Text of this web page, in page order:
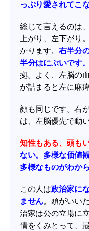
っぷり愛されてこ
総じて言えるのは
上がり、左下がり
かります。 右半分
半分はにぶいです。
拠。よく、左脳の
が詰まると左に麻
顔も同じです。右
は、左脳優先で動
知性もある、頭も
ない。多様な価値
多様なものがわか
この人は政治家に
ません。頭がいい
治家は公の立場に
情をくみとって、